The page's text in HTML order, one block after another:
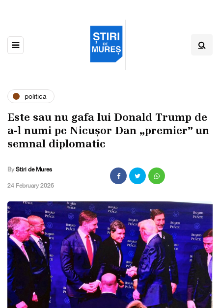
politica
Este sau nu gafa lui Donald Trump de
a-l numi pe Nicușor Dan „premier” un
semnal diplomatic
By Stiri de Mures
,24 February 2026